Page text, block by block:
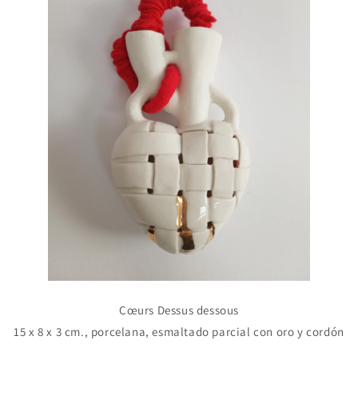
Cœurs Dessus dessous
15 x 8 x 3 cm., porcelana, esmaltado parcial con oro y cordón